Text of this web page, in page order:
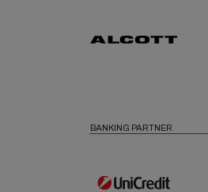
BANKING PARTNER